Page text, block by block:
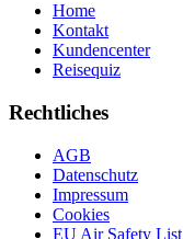
Home
Kontakt
Kundencenter
Reisequiz
Rechtliches
AGB
Datenschutz
Impressum
Cookies
EU Air Safety List